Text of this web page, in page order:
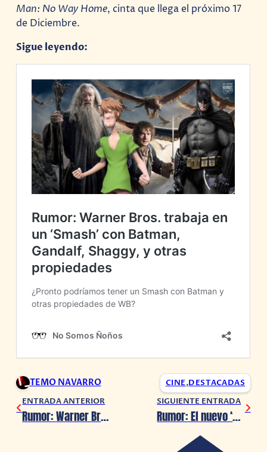
Man: No Way Home, cinta que llega el próximo 17
de Diciembre.
Sigue leyendo:
TEMO NAVARRO CINE,DESTACADAS
ENTRADA ANTERIOR
Rumor: Warner Bros. trabaja en un ‘Smash’ con Batman, Gandalf, Shaggy, y otras propiedades
SIGUIENTE ENTRADA
Rumor: El nuevo ‘Splinter Cell’ tomará elementos del reboot de ‘Hitman’